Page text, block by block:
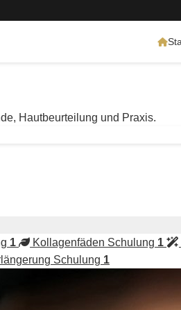
Hautbeurteilung und Praxis.
1 Kollagenfäden Schulung 1
Schulung 1